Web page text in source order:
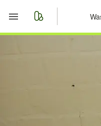
Anzeige aufgeben